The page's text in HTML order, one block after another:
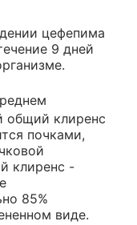
цефепима
9 дней
общий клиренс
почками,
клиренс -
85%
виде.